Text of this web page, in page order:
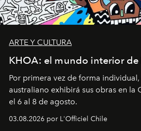
ARTE Y CULTURA
KHOA: el mundo interior de
Por primera vez de forma
australiano exhibirá sus obras en la
el 6 al 8 de agosto.
03.08.2026 por L'Officiel Chile